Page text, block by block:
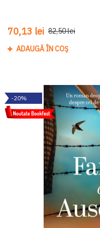
70,13 lei 82,50 lei
ADAUGĂ ÎN COȘ
-20%